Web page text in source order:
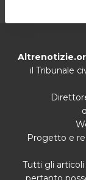
il Tribunale
Progetto e
Tutti gli